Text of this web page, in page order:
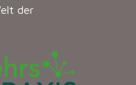
der